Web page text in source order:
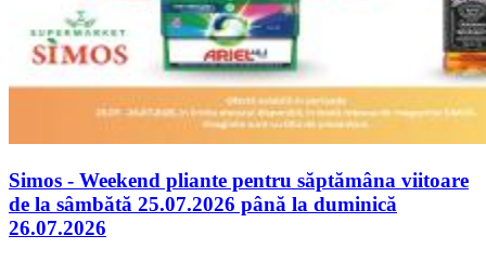
Simos - Weekend pliante pentru săptămâna viitoare
de la sâmbătă 25.07.2026 până la duminică
26.07.2026